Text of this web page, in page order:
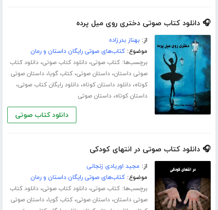
🎧 دانلود کتاب صوتی دختری روی میل پرده
از:بهناز بدرزاده
موضوع:کتاب‌های صوتی رایگان داستان و رمان
برچسب‌ها:کتاب صوتی،دانلود کتاب صوتی،دانلود کتاب
صوتی داستان،داستان صوتی،کتاب گویا،داستان صوتی
کوتاه،دانلود داستان کوتاه،دانلود رایگان کتاب صوتی،
داستان کوتاه،داستان صوتی
دانلود کتاب صوتی
🎧 دانلود کتاب صوتی در انتهای کودکی
از: مجید اوریادی زنجانی
موضوع:کتاب‌های صوتی رایگان داستان و رمان
برچسب‌ها:کتاب صوتی،دانلود کتاب صوتی،دانلود کتاب
صوتی داستان،داستان صوتی،کتاب گویا،داستان صوتی